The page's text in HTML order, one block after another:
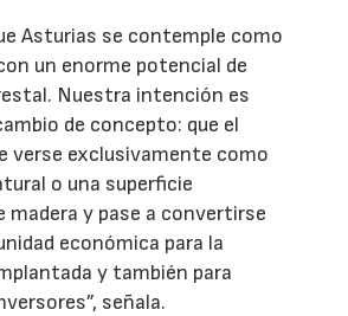
Asturias se contemple como
un enorme potencial de
Nuestra intención es
de concepto: que el
verse exclusivamente como
o una superficie
madera y pase a convertirse
económica para la
y también para
señala.